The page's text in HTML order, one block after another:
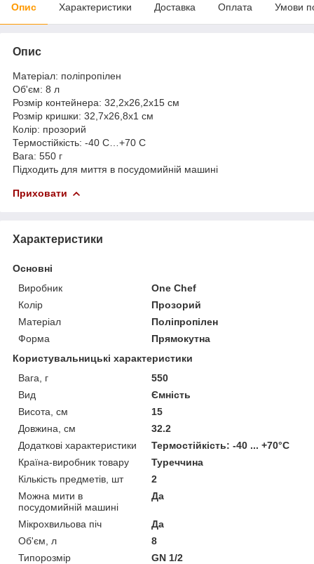
Опис Характеристики Доставка Оплата Умови
Опис
Матеріал: поліпропілен
Об'єм: 8 л
Розмір контейнера: 32,2х26,2х15 см
Розмір кришки: 32,7х26,8х1 см
Колір: прозорий
Термостійкість: -40 С…+70 С
Вага: 550 г
Підходить для миття в посудомийній машині
Приховати
Характеристики
Основні
Виробник
One Chef
Колір
Прозорий
Матеріал
Поліпропілен
Форма
Прямокутна
Користувальницькі характеристики
Вага, г
550
Вид
Ємність
Висота, см
15
Довжина, см
32.2
Додаткові характеристики
Термостійкість: -40 ... +70°С
Країна-виробник товару
Туреччина
Кількість предметів, шт
2
Можна мити в
посудомийній машині
Да
Мікрохвильова піч
Да
Об'єм, л
8
Типорозмір
GN 1/2